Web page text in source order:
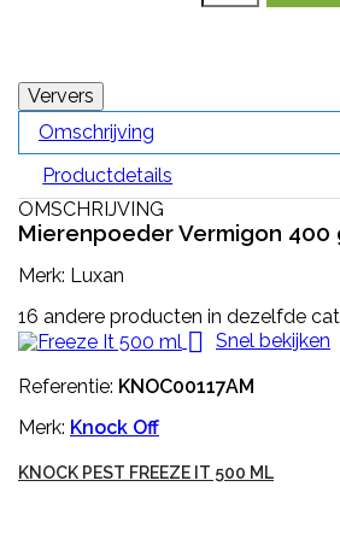
Omschrijving
Productdetails
OMSCHRIJVING
Mierenpoeder Vermigon 400
Merk: Luxan
16 andere producten in dezelfde
 Snel bekijken
Referentie: KNOC00117AM
Merk: Knock Off
KNOCK PEST FREEZE IT 500 ML